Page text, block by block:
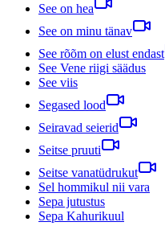
See on hea
See on minu tänav
See rõõm on elust endast
See Vene riigi säädus
See viis
Segased lood
Seiravad seierid
Seitse pruuti
Seitse vanatüdrukut
Sel hommikul nii vara
Sepa jutustus
Sepa Kahurikuul